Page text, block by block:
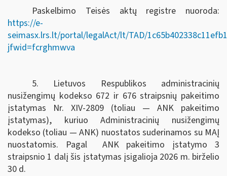
Paskelbimo Teisės aktų registre nuoroda:
https://e-
seimasx.lrs.lt/portal/legalAct/lt/TAD/
jfwid=fcrghmwva
5. Lietuvos Respublikos administracinių
nusižengimų kodekso 672 ir 676 straipsnių pakeitimo
įstatymas Nr. XIV-2809 (toliau — ANK pakeitimo
įstatymas), kuriuo Administracinių nusižengimų
kodekso (toliau — ANK) nuostatos suderinamos su MAĮ
nuostatomis. Pagal ANK pakeitimo įstatymo 3
straipsnio 1 dalį šis įstatymas įsigalioja 2026 m. birželio
30 d.